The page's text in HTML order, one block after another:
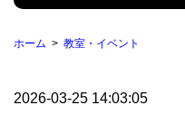
ホーム 教室・イベント
2026-03-25 14:03:05